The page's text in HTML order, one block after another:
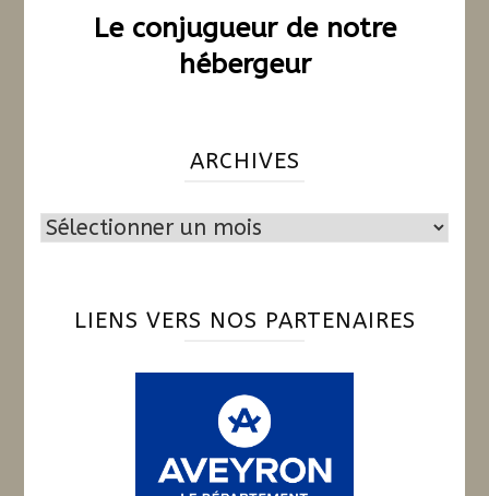
Le conjugueur de notre
hébergeur
ARCHIVES
Archives
LIENS VERS NOS PARTENAIRES